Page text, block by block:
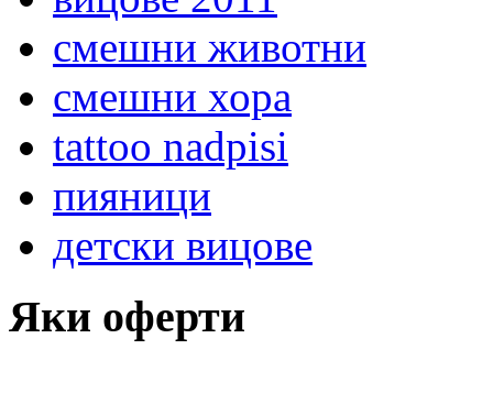
смешни животни
смешни хора
tattoo nadpisi
пияници
детски вицове
Яки оферти